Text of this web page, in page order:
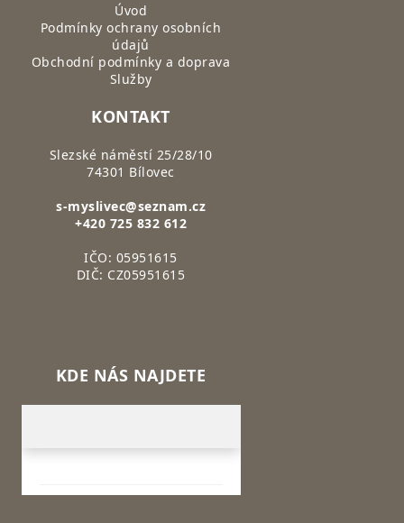
Úvod
Podmínky ochrany osobních
údajů
Obchodní podmínky a doprava
Služby
KONTAKT
Slezské náměstí 25/28/10
74301 Bílovec
s-myslivec@seznam.cz
+420 725 832 612
IČO: 05951615
DIČ: CZ05951615
KDE NÁS NAJDETE